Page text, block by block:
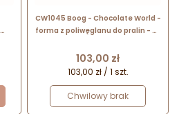
CW1045 Boog - Chocolate World -
forma z poliwęglanu do pralin - dł.
x 24 praliny
Cena
103,00 zł
103,00 zł / 1 szt.
Chwilowy brak